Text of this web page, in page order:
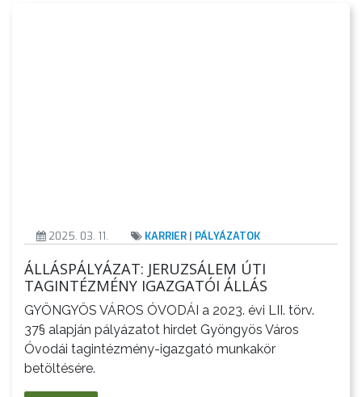
2025. 03. 11. KARRIER | PÁLYÁZATOK
ÁLLÁSPÁLYÁZAT: JERUZSÁLEM ÚTI
TAGINTÉZMÉNY IGAZGATÓI ÁLLÁS
GYÖNGYÖS VÁROS ÓVODÁI a 2023. évi LII. törv.
37§ alapján pályázatot hirdet Gyöngyös Város
Óvodái tagintézmény-igazgató munkakör
betöltésére.